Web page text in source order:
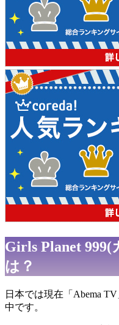
Girls Planet
は？
日本では現在「Abema
中です。